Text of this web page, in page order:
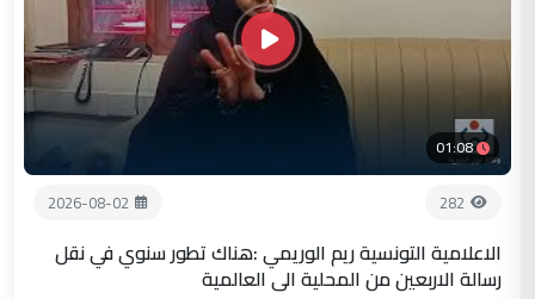
01:08
282
2026-08-02
الاعلامية التونسية ريم الوريمي :هناك تطور سنوي في نقل
رسالة الاربعين من المحلية الى العالمية